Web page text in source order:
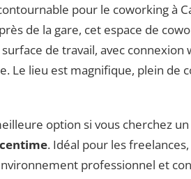
pour le coworking à
de la gare, cet espace de
de travail, avec
Le lieu est magnifique, plein de
option si vous cherchez
. Idéal pour les
professionnel et